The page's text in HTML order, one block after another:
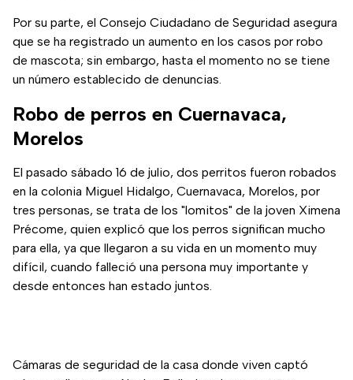
Por su parte, el Consejo Ciudadano de Seguridad asegura
que se ha registrado un aumento en los casos por robo
de mascota; sin embargo, hasta el momento no se tiene
un número establecido de denuncias.
Robo de perros en Cuernavaca,
Morelos
El pasado sábado 16 de julio, dos perritos fueron robados
en la colonia Miguel Hidalgo, Cuernavaca, Morelos, por
tres personas, se trata de los "lomitos" de la joven Ximena
Précome, quien explicó que los perros significan mucho
para ella, ya que llegaron a su vida en un momento muy
difícil, cuando falleció una persona muy importante y
desde entonces han estado juntos.
Cámaras de seguridad de la casa donde viven captó